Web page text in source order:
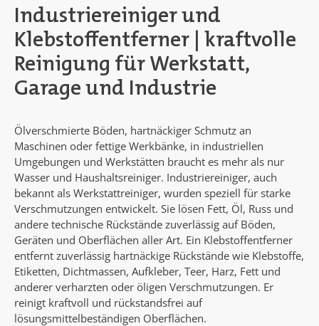
Industriereiniger und
Klebstoffentferner | kraftvolle
Reinigung für Werkstatt,
Garage und Industrie
Ölverschmierte Böden, hartnäckiger Schmutz an
Maschinen oder fettige Werkbänke, in industriellen
Umgebungen und Werkstätten braucht es mehr als nur
Wasser und Haushaltsreiniger. Industriereiniger, auch
bekannt als Werkstattreiniger, wurden speziell für starke
Verschmutzungen entwickelt. Sie lösen Fett, Öl, Russ und
andere technische Rückstände zuverlässig auf Böden,
Geräten und Oberflächen aller Art. Ein Klebstoffentferner
entfernt zuverlässig hartnäckige Rückstände wie Klebstoffe,
Etiketten, Dichtmassen, Aufkleber, Teer, Harz, Fett und
anderer verharzten oder öligen Verschmutzungen. Er
reinigt kraftvoll und rückstandsfrei auf
lösungsmittelbeständigen Oberflächen.